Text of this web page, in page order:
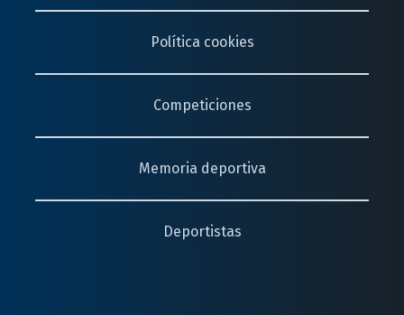
Política cookies
Competiciones
Memoria deportiva
Deportistas